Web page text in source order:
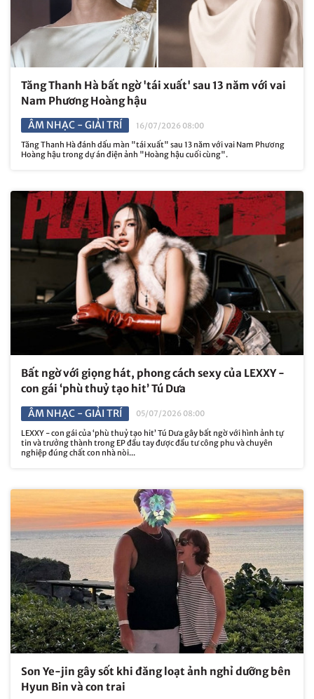
Tăng Thanh Hà bất ngờ 'tái xuất' sau 13 năm với vai
Nam Phương Hoàng hậu
ÂM NHẠC - GIẢI TRÍ
16/07/2026 08:00
Tăng Thanh Hà đánh dấu màn "tái xuất" sau 13 năm với vai Nam Phương
Hoàng hậu trong dự án điện ảnh "Hoàng hậu cuối cùng".
Bất ngờ với giọng hát, phong cách sexy của LEXXY -
con gái ‘phù thuỷ tạo hit’ Tú Dưa
ÂM NHẠC - GIẢI TRÍ
05/07/2026 08:00
LEXXY - con gái của ‘phù thuỷ tạo hit’ Tú Dưa gây bất ngờ với hình ảnh tự
tin và trưởng thành trong EP đầu tay được đầu tư công phu và chuyên
nghiệp đúng chất con nhà nòi...
Son Ye-jin gây sốt khi đăng loạt ảnh nghỉ dưỡng bên
Hyun Bin và con trai